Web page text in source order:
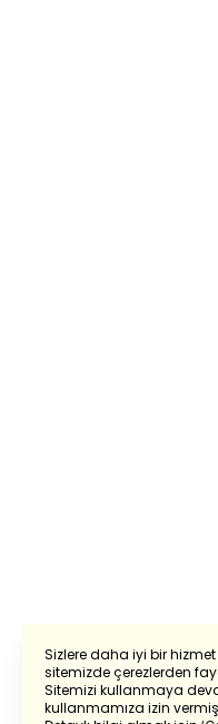
Sizlere daha iyi bir
sitemizde çerezlerden
Sitemizi kullanmaya
kullanmamıza izin
Powered by